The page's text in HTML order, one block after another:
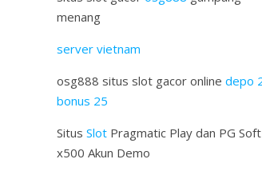
menang
server vietnam
osg888 situs slot gacor online depo
bonus 25
Situs Slot Pragmatic Play dan PG Soft
x500 Akun Demo